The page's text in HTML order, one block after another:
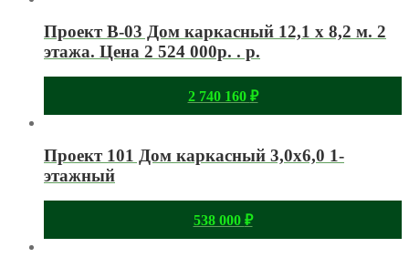
Проект В-03 Дом каркасный 12,1 x 8,2 м. 2
этажа. Цена 2 524 000р. . р.
2 740 160 ₽
Проект 101 Дом каркасный 3,0х6,0 1-
этажный
538 000 ₽